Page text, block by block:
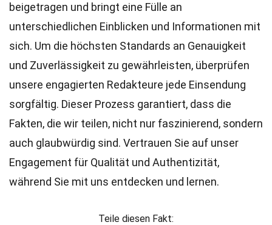
beigetragen und bringt eine Fülle an
unterschiedlichen Einblicken und Informationen mit
sich. Um die höchsten Standards an Genauigkeit
und Zuverlässigkeit zu gewährleisten, überprüfen
unsere engagierten Redakteure jede Einsendung
sorgfältig. Dieser Prozess garantiert, dass die
Fakten, die wir teilen, nicht nur faszinierend, sondern
auch glaubwürdig sind. Vertrauen Sie auf unser
Engagement für Qualität und Authentizität,
während Sie mit uns entdecken und lernen.
Teile diesen Fakt: